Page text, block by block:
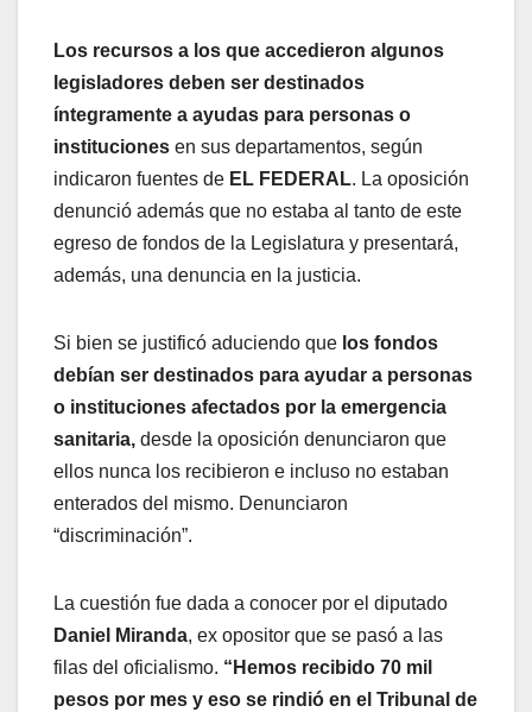
Los recursos a los que accedieron algunos
legisladores deben ser destinados
íntegramente a ayudas para personas o
instituciones en sus departamentos, según
indicaron fuentes de EL FEDERAL. La oposición
denunció además que no estaba al tanto de este
egreso de fondos de la Legislatura y presentará,
además, una denuncia en la justicia.
Si bien se justificó aduciendo que los fondos
debían ser destinados para ayudar a personas
o instituciones afectados por la emergencia
sanitaria, desde la oposición denunciaron que
ellos nunca los recibieron e incluso no estaban
enterados del mismo. Denunciaron
“discriminación”.
La cuestión fue dada a conocer por el diputado
Daniel Miranda, ex opositor que se pasó a las
filas del oficialismo. “Hemos recibido 70 mil
pesos por mes y eso se rindió en el Tribunal de